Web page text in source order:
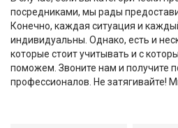
посредниками, мы рады
Конечно, каждая ситуация и
индивидуальны. Однако, есть и
которые стоит учитывать и с
поможем. Звоните нам и получите
профессионалов. Не